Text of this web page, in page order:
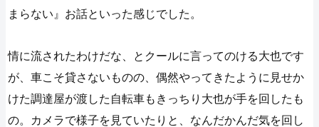
まらない』お話といった感じでした。
情に流されたわけだな、とクールに言ってのける大也です
が、車こそ貸さないものの、偶然やってきたように見せか
けた調達屋が渡した自転車もきっちり大也が手を回したも
の。カメラで様子を見ていたりと、なんだかんだ気を回し